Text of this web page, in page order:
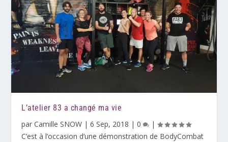
L’atelier 83 a changé ma vie
parCamille SNOW |6 Sep, 2018 |0
|
C’est à l’occasion d’une démonstration de BodyCombat